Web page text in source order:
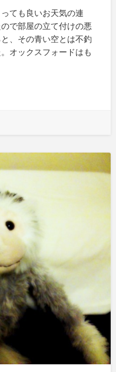
ても良いお天気の連
で部屋の立て付けの悪
、その青い空とは不釣
オックスフォードはも